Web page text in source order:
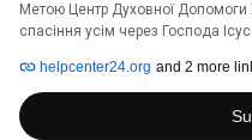
Метою Центр Духовної
спасіння усім через Господа
helpcenter24.org and 2 more